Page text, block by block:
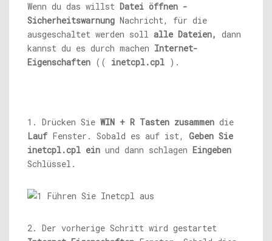
Wenn du das willst Datei öffnen -
Sicherheitswarnung Nachricht, für die
ausgeschaltet werden soll alle Dateien, dann
kannst du es durch machen Internet-
Eigenschaften (( inetcpl.cpl ).
1. Drücken Sie WIN + R Tasten zusammen die
Lauf Fenster. Sobald es auf ist, Geben Sie
inetcpl.cpl ein und dann schlagen Eingeben
Schlüssel.
2. Der vorherige Schritt wird gestartet